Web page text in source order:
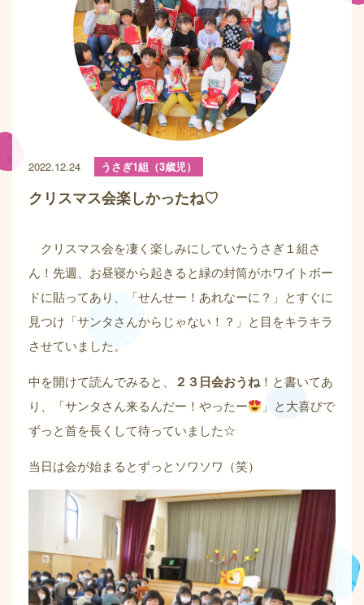
2022.12.24 うさぎ1組（3歳児）
クリスマス会楽しかったね♡
クリスマス会を凄く楽しみにしていたうさぎ１組さ
ん！先週、お昼寝から起きると緑の封筒がホワイトボー
ドに貼ってあり、「せんせー！あれなーに？」とすぐに
見つけ「サンタさんからじゃない！？」と目をキラキラ
させていました。
中を開けて読んでみると、 ２３日会おうね！と書いてあ
り、「サンタさん来るんだー！やったー
」と大喜びで
ずっと首を長くして待っていました☆
当日は会が始まるとずっとソワソワ（笑）